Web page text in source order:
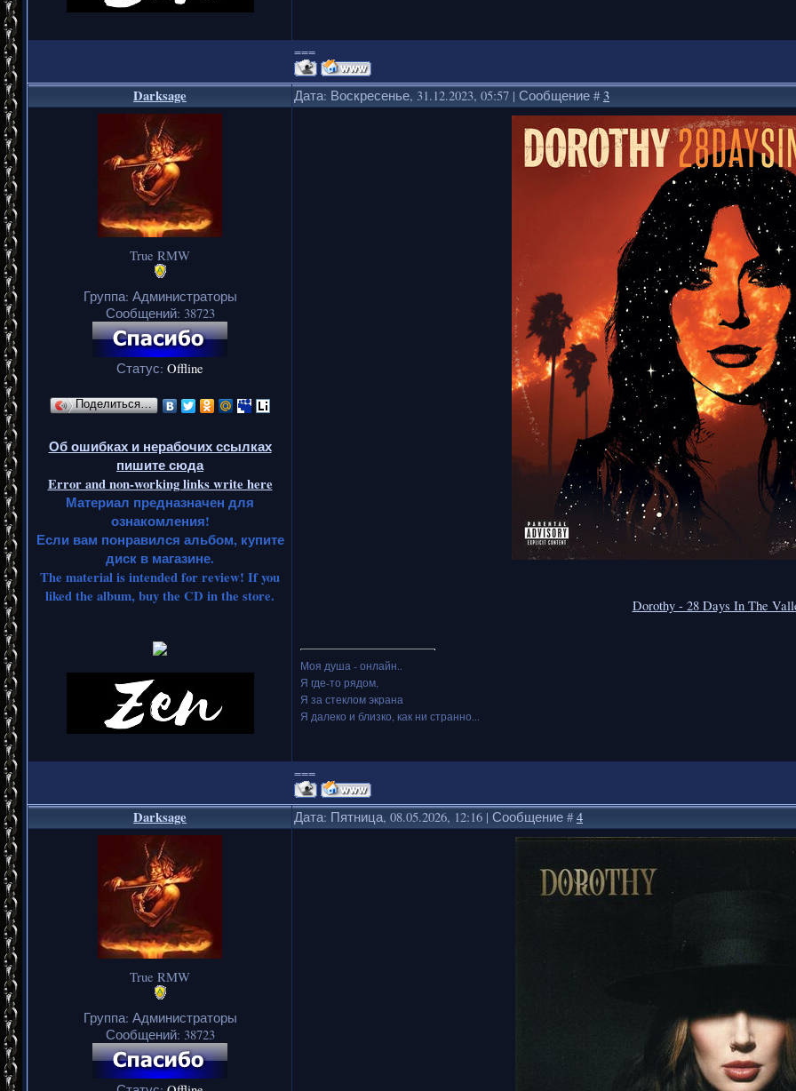
===
Darksage Дата: Воскресенье, 31.12.2023, 05:57 | Сообщение # 3
True RMW
Группа: Администраторы
Сообщений: 38723
Статус: Offline
Поделиться…
Об ошибках и нерабочих ссылках
пишите сюда
Error and non-working links write here
Материал предназначен для
ознакомления!
Если вам понравился альбом, купите
диск в магазине.
The material is intended for review! If you
liked the album, buy the CD in the store.
Dorothy - 28 Days In The
Моя душа - онлайн..
Я где-то рядом,
Я за стеклом экрана
Я далеко и близко, как ни странно...
===
Darksage Дата: Пятница, 08.05.2026, 12:16 | Сообщение #4
True RMW
Группа: Администраторы
Сообщений: 38723